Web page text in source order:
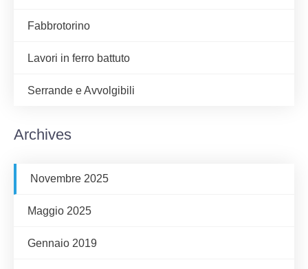
Fabbrotorino
Lavori in ferro battuto
Serrande e Avvolgibili
Archives
Novembre 2025
Maggio 2025
Gennaio 2019